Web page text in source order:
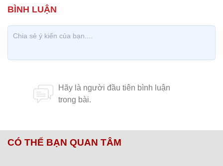
CÓ THỂ BẠN QUAN TÂM